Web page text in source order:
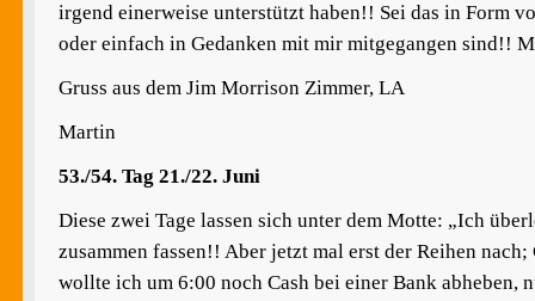
irgend einerweise unterstützt haben!! Sei das in Form
oder einfach in Gedanken mit mir mitgegangen sind!!
Gruss aus dem Jim Morrison Zimmer, LA
Martin
53./54. Tag 21./22. Juni
Diese zwei Tage lassen sich unter dem Motte: „Ich
zusammen fassen!! Aber jetzt mal erst der Reihen nach;
wollte ich um 6:00 noch Cash bei einer Bank abheben,